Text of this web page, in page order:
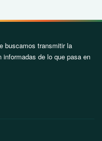
buscamos transmitir la
de lo que pasa en